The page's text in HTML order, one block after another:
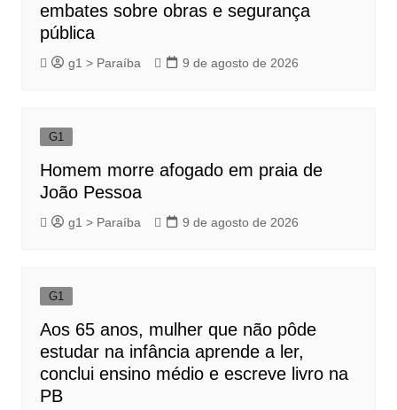
embates sobre obras e segurança
pública
g1 > Paraíba 9 de agosto de 2026
G1
Homem morre afogado em praia de
João Pessoa
g1 > Paraíba 9 de agosto de 2026
G1
Aos 65 anos, mulher que não pôde
estudar na infância aprende a ler,
conclui ensino médio e escreve livro na
PB